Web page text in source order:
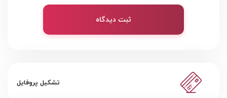
ثبت دیدگاه
تشکیل پروفایل